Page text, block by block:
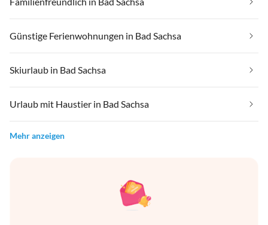
Günstige Ferienwohnungen in Bad Sachsa
Skiurlaub in Bad Sachsa
Urlaub mit Haustier in Bad Sachsa
Mehr anzeigen